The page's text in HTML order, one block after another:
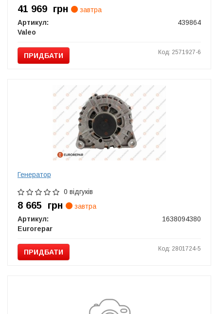
41 969 грн
завтра
Артикул:
439864
Valeo
ПРИДБАТИ Код: 2571927-6
Генератор
0 відгуків
8 665 грн
завтра
Артикул:
1638094380
Eurorepar
ПРИДБАТИ Код: 2801724-5